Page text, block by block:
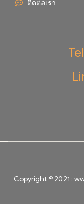
ติดต่อเรา
Copyright © 2021 :